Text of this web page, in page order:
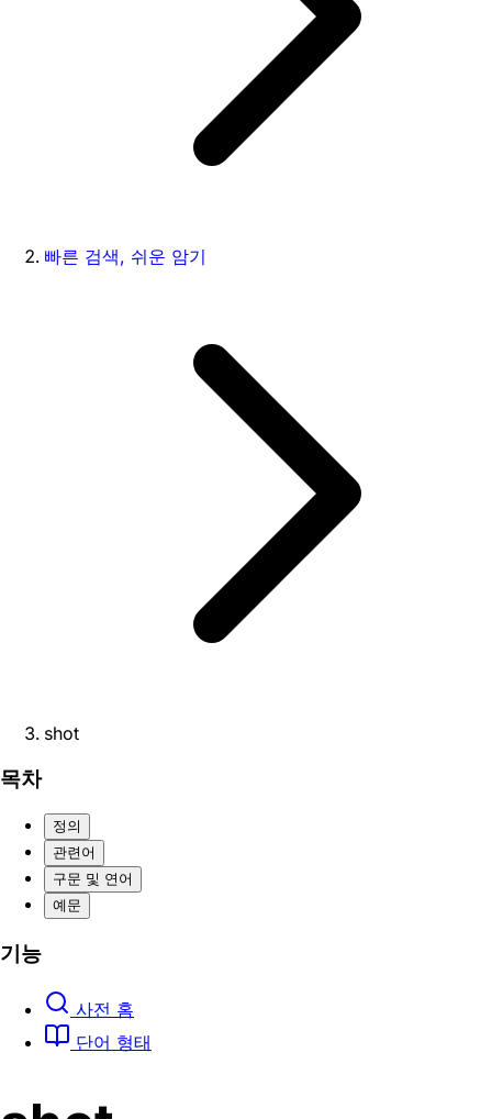
빠른 검색, 쉬운 암기
shot
목차
정의
관련어
구문 및 연어
예문
기능
사전 홈
단어 형태